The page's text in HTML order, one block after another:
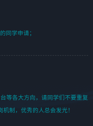
、投标方案的策划编写）
同学申请；
等各大方向，请同学们不要重复
制，优秀的人总会发光！